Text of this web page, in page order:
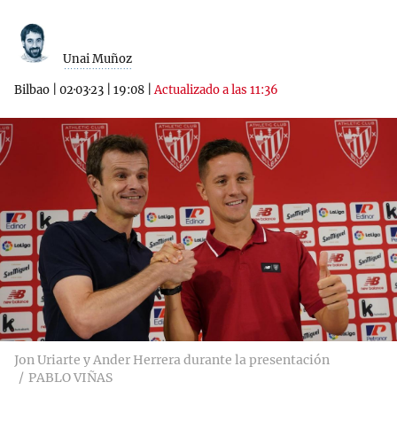
Unai Muñoz
Bilbao 02·03·23 19:08 |Actualizado a las 11:36
Jon Uriarte y Ander Herrera durante la presentación
PABLO VIÑAS